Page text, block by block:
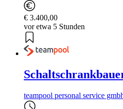
€ 3.400,00
vor etwa 5 Stunden
teampool personal service